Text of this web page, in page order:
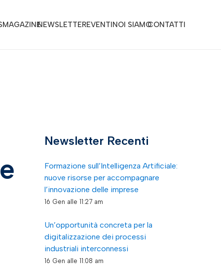
MAGAZINENEWSLETTEREVENTINOI SIAMOCONTATTI
Newsletter Recenti
Formazione sull’Intelligenza Artificiale:
nuove risorse per accompagnare
l’innovazione delle imprese
16 Gen alle 11:27 am
Un’opportunità concreta per la
digitalizzazione dei processi
industriali interconnessi
16 Gen alle 11:08 am